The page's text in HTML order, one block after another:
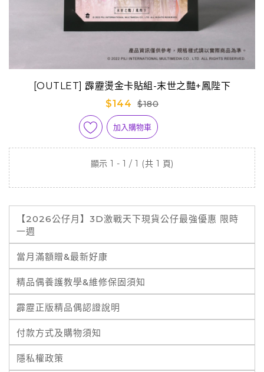
[OUTLET] 霹靂燙金卡貼組-末世之豔+鳳陛下
$144
$180
加入購物車
顯示 1 - 1 / 1 (共 1 頁)
【2026公仔月】3D激戰天下現貨公仔最強優惠 限時
一週
當月滿額贈&最新好康
精品偶養護教學&維修保固須知
霹靂正版精品偶認證說明
付款方式及購物須知
隱私權政策